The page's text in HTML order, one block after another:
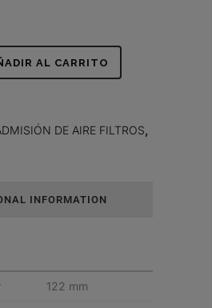
AL CARRITO
DE AIRE FILTROS
INFORMATION
122 mm